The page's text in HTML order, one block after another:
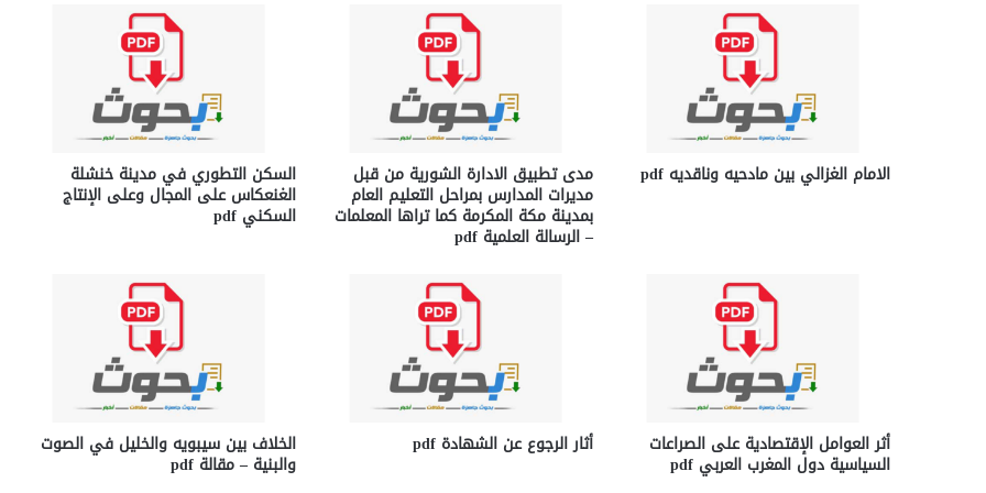
الامام الغزالي بين مادحيه وناقديه pdf مدى تطبيق الادارة الشورية من قبل
مديرات المدارس بمراحل التعليم العام
بمدينة مكة المكرمة كما تراها المعلمات
– الرسالة العلمية pdf
السكن التطوري في مدينة خنشلة
الغنعكاس على المجال وعلى الإنتاج
السكني pdf
أثر العوامل الإقتصادية على الصراعات
السياسية دول المغرب العربي pdf
أثار الرجوع عن الشهادة pdf الخلاف بين سيبويه والخليل في الصوت
والبنية – مقالة pdf